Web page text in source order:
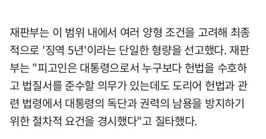
재판부는 이 범위 내에서 여러 양형 조건을 고려해 최종
적으로 '징역 5년'이라는 단일한 형량을 선고했다. 재판
부는 "피고인은 대통령으로서 누구보다 헌법을 수호하
고 법질서를 준수할 의무가 있는데도 도리어 헌법과 관
련 법령에서 대통령의 독단과 권력의 남용을 방지하기
위한 절차적 요건을 경시했다"고 질타했다.